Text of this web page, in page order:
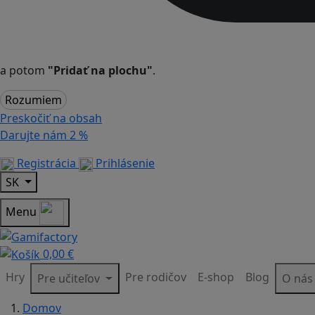
a potom "Pridať na plochu".
Rozumiem
Preskočiť na obsah
Darujte nám 2 %
Registrácia
Prihlásenie
SK
Menu
0,00 €
Hry
Pre učiteľov Pre rodičov E-shop Blog
O nás
Domov